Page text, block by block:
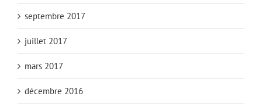
septembre 2017
juillet 2017
mars 2017
décembre 2016